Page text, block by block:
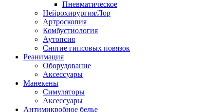
Пневматическое
Нейрохирургия/Лор
Артроскопия
Комбустиология
Аутопсия
Снятие гипсовых повязок
Реанимация
Оборудование
Аксессуары
Манекены
Симуляторы
Аксессуары
Антимикробное белье